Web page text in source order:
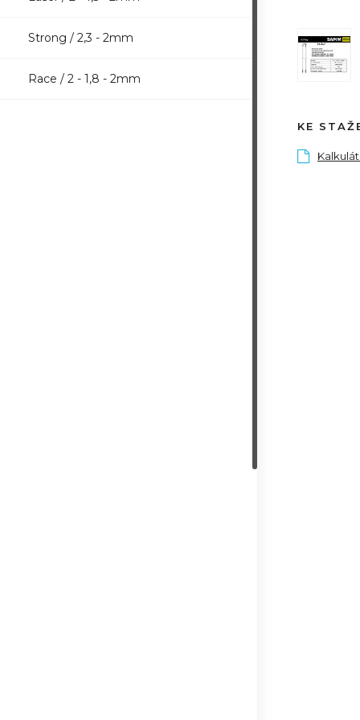
Strong / 2,3 - 2mm
Race / 2 - 1,8 - 2mm
KE